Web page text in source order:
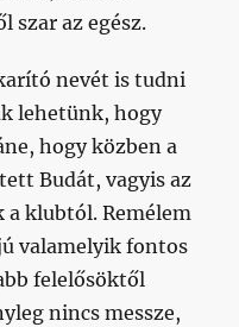
szar az egész.
nevét is tudni
lehetünk, hogy
hogy közben a
Budát, vagyis az
klubtól. Remélem
valamelyik fontos
felelősöktől
nincs messze,